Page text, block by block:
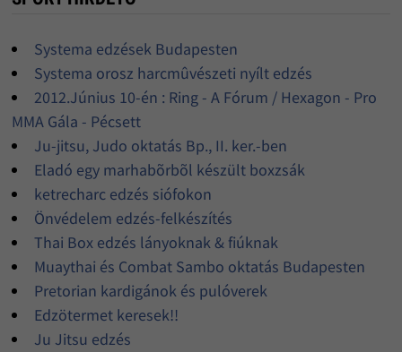
Systema edzések Budapesten
Systema orosz harcmûvészeti nyílt edzés
2012.Június 10-én : Ring - A Fórum / Hexagon - Pro
MMA Gála - Pécsett
Ju-jitsu, Judo oktatás Bp., II. ker.-ben
Eladó egy marhabõrbõl készült boxzsák
ketrecharc edzés siófokon
Önvédelem edzés-felkészítés
Thai Box edzés lányoknak & fiúknak
Muaythai és Combat Sambo oktatás Budapesten
Pretorian kardigánok és pulóverek
Edzötermet keresek!!
Ju Jitsu edzés